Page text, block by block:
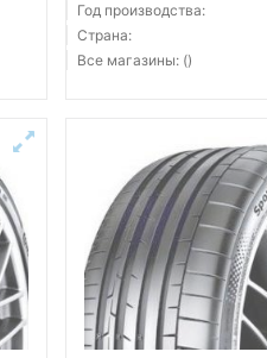
Год производства:
Страна:
Все магазины: ()